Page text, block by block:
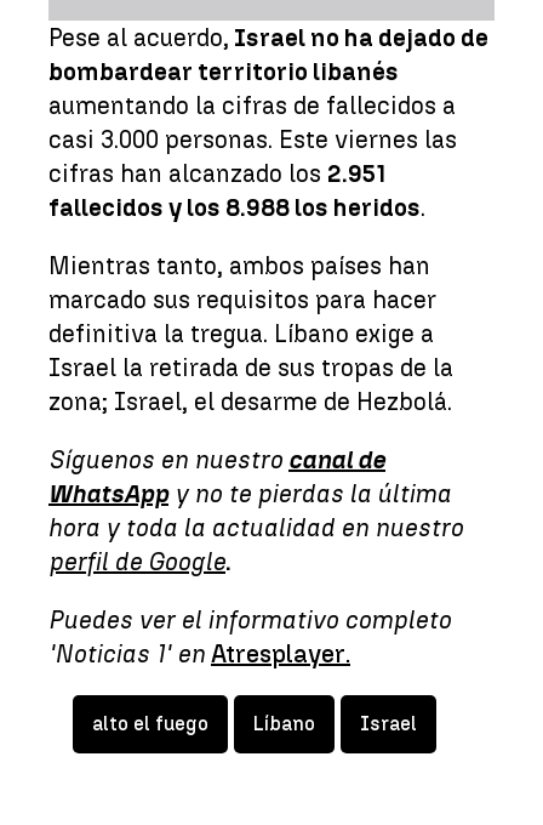
Pese al acuerdo, Israel no ha dejado de
bombardear territorio libanés
aumentando la cifras de fallecidos a
casi 3.000 personas. Este viernes las
cifras han alcanzado los 2.951
fallecidos y los 8.988 los heridos.
Mientras tanto, ambos países han
marcado sus requisitos para hacer
definitiva la tregua. Líbano exige a
Israel la retirada de sus tropas de la
zona; Israel, el desarme de Hezbolá.
Síguenos en nuestro canal de
WhatsAppy no te pierdas la última
hora y toda la actualidad en nuestro
perfil de Google.
Puedes ver el informativo completo
'Noticias 1' en Atresplayer.
alto el fuego Líbano Israel